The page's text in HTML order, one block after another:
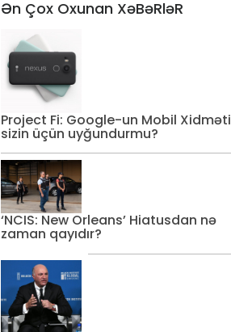
Ən Çox Oxunan XəBəRləR
Project Fi: Google-un Mobil Xidməti
sizin üçün uyğundurmu?
‘NCIS: New Orleans’ Hiatusdan nə
zaman qayıdır?